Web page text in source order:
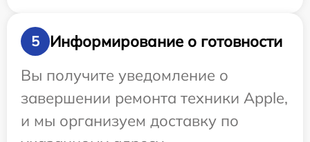
5
Информирование о готовности
Вы получите уведомление о
завершении ремонта техники Apple,
и мы организуем доставку по